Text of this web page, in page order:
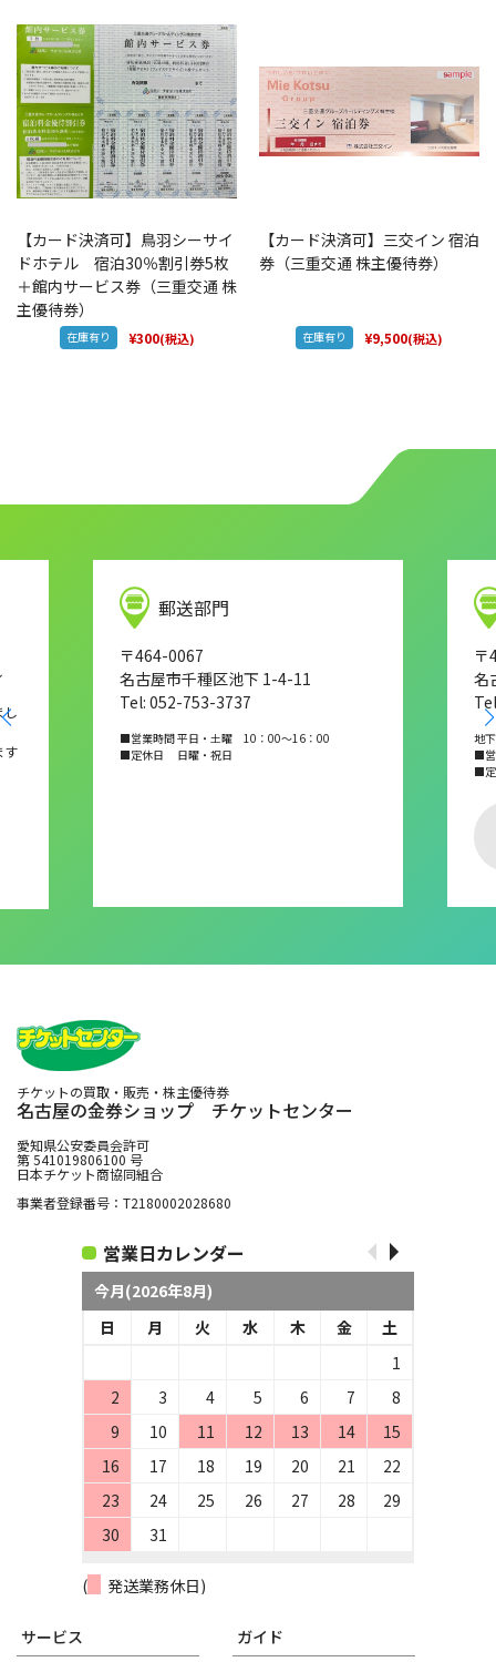
【カード決済可】鳥羽シーサイ
ドホテル 宿泊30％割引券5枚
＋館内サービス券（三重交通 株
主優待券）
在庫有り ¥300(税込)
【カード決済可】三交イン 宿泊
券（三重交通 株主優待券）
在庫有り ¥9,500(税込)
し
す
郵送部門
〒464-0067
名古屋市千種区池下 1-4-11
Tel: 052-753-3737
■営業時間 平日・土曜 10：00～16：00
■定休日 日曜・祝日
〒
名
地
■営
■
チケットの買取・販売・株主優待券
名古屋の金券ショップ チケットセンター
愛知県公安委員会許可
第 541019806100 号
日本チケット商協同組合
事業者登録番号：T2180002028680
営業日カレンダー
今月(2026年8月)
日
月 火 水 木 金
土
1
2
3 4 5 6 7
8
9
10 11 12 13 14
15
16
17 18 19 20 21
22
23
24 25 26 27 28
29
30
31
( 発送業務休日)
サービス ガイド